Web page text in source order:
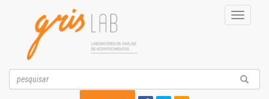
Toggle